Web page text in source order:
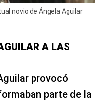
novio de Ángela Aguilar
A LAS
provocó
parte de la